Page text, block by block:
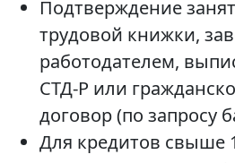
Подтверждение
трудовой книжки,
работодателем,
СТД-Р или
договор (по запросу
Для кредитов свыше